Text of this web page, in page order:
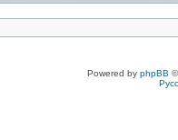
Powered by phpBB